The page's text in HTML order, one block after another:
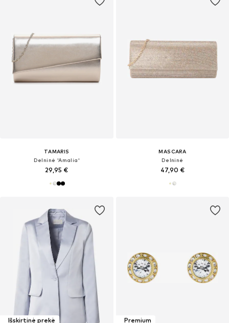
TAMARIS
Delninė 'Amalia'
29,95 €
MASCARA
Delninė
47,90 €
Išskirtinė prekė
Premium